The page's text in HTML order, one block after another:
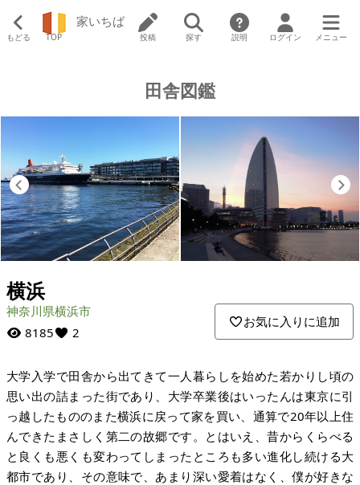
もどる TOP
家いちば
投稿 探す 説明 ログイン メニュー
田舎図鑑
Previous
横浜
神奈川県横浜市
8185
2
お気に入りに追加
大学入学で田舎から出てきて一人暮らしを始めた若かりし頃の
思い出の詰まった街であり、大学卒業後はいったんは東京に引
っ越したもののまた横浜に戻って家を買い、通算で20年以上住
んできたまさしく第二の故郷です。とはいえ、昔からくらべる
と良くも悪くも変わってしまったところも多い進化し続ける大
都市であり、その意味で、あまり深い愛着はなく、僕が好きな